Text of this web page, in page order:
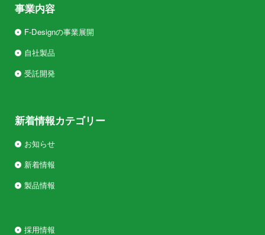
事業内容
F-Designの事業展開
自社製品
受託開発
新着情報カテゴリー
お知らせ
新着情報
製品情報
採用情報